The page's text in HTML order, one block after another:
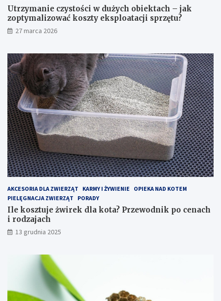
ż
y
c
h
b
i
e
k
t
a
c
h
–
j
a
k
z
o
p
t
y
m
a
l
ć
t
a
?
P
z
e
w
o
d
n
i
k
p
o
c
e
n
a
c
h
i
r
o
d
h
Utrzymanie czystości w dużych obiektach – jak
zoptymalizować koszty eksploatacji sprzętu?
27 marca 2026
AKCESORIA DLA ZWIERZĄT KARMY I ŻYWIENIE
OPIEKA NAD KOTEM
PIELĘGNACJA ZWIERZĄT
PORADY
Ile kosztuje żwirek dla kota? Przewodnik po cenach
i rodzajach
13 grudnia 2025